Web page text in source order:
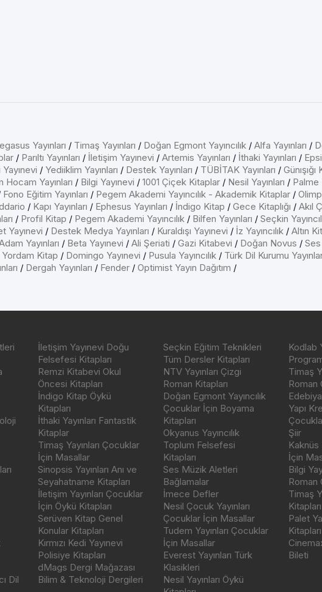
Yayınları / Timaş Yayınları / Doğan Egmont Yayıncılık / Alfa Yayınları /
/ Parıltı Yayınları / İletişim Yayınevi / Artemis Yayınları / İthaki Yayınları /
Yayınevi / Yediiklim Yayınları / Destek Yayınları / TÜBİTAK Yayınları / Günışığı
Hocam Yayınları / Bilgi Yayınevi / 1001 Çiçek Kitaplar / Nesil Yayınları / Palme
Fono Eğitim Yayınları / Pegem Akademi Yayıncılık - Akademik Kitaplar /
/ Kapı Yayınları / Ephesus Yayınları / İndigo Kitap / Gece Kitaplığı / Akıl
/ Profil Kitap / Pegem Akademi Yayıncılık / Bilfen Yayınları / Seçkin
Yayınevi / Destek Medya Yayınları / Kuraldışı Yayınevi / İz Yayıncılık / Altın
Yayınları / Beta Yayınevi / Ali Şeriati / Gazi Kitabevi / Doğan Novus /
Yordam Kitap / Domingo Yayınevi / Pusula Yayıncılık / Türk Dil Kurumu
/ Dergah Yayınları / Fender / Optimist Yayın Dağıtım /
Dil
İletişim Yayınevi Doğu
Felsefesi Kitapları
Remzi Kitabevi Okul
Öncesi Kitapları
İndigo Kitap Öykü
Kitapları
İthaki Yayınları Fantastik
Kitaplar
Timaş Yayınları Çocuklar
İçin Masallar
Sinopsis Yayınları Anı ve
Seyahatname Kitapları
İletişim Yayınları Çocuklar
İçin Öykü Kitapları
Serüven Kitap Genel
Konular Kitapları
Kırmızı Kedi Yayınevi
Polisiye Kitapları
dMags Dergi Mağazası
Bilim & Teknoloji Dergileri
Seçkin Eğitim Teknikleri
Tüm Dersler Kitapları
NTV Yayınları Çizgi
Roman Kitapları
Doğan Egmont Yayıncılık
Çocuklar İçin Boyama
Kitapları
Okyanus Yayıncılık
Toplum Felsefesi
Kitapları
Ses Müzik Aletleri
Bağlamalar
İmece Defler
Nesil Çocuk Yayınları
Çocuklar İçin Masallar
Tudem Yayınları Çocuklar
İçin Masallar
Everest Yayınları Türk
Klasikleri
Nesil Yayınları Öykü
Kodlab
Timaş
Roman
Yapı
Şiir
Kaknüs
İçin
Bilgi
Roman
Timaş
Kitapları
Palet
Kitapları
Bileti